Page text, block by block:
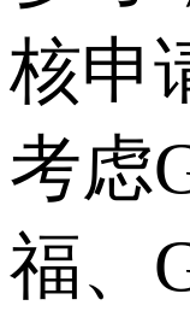
核申
考虑
福、